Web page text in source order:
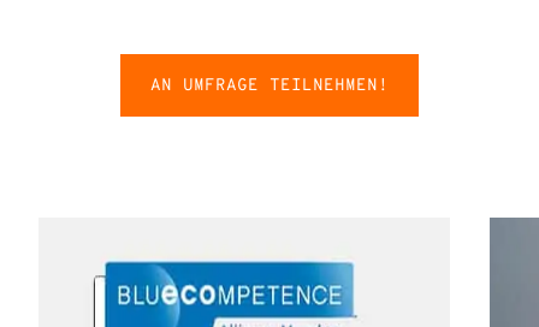
AN UMFRAGE TEILNEHMEN!